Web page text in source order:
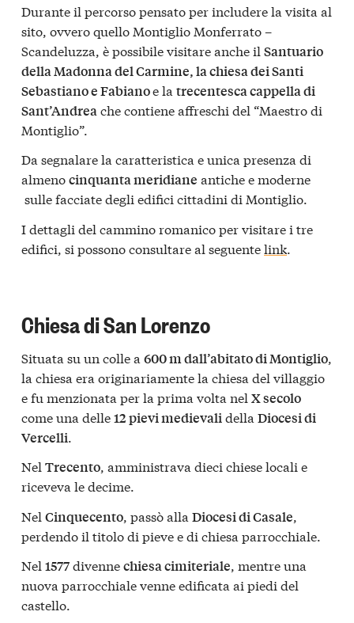
Durante il percorso pensato per includere la visita al
sito, ovvero quello Montiglio Monferrato –
Scandeluzza, è possibile visitare anche il Santuario
della Madonna del Carmine, la chiesa dei Santi
Sebastiano e Fabianoe la trecentesca cappella di
Sant’Andreache contiene affreschi del “Maestro di
Montiglio”.
Da segnalare la caratteristica e unica presenza di
almenocinquanta meridiane antiche e moderne
sulle facciate degli edifici cittadini di Montiglio.
I dettagli del cammino romanico per visitare i tre
edifici, si possono consultare al seguentelink.
Chiesa di San Lorenzo
Situata su un colle a 600 m dall’abitato di Montiglio
la chiesa era originariamente la chiesa del villaggio
e fu menzionata per la prima volta nel X secolo
come una delle12 pievi medievali della Diocesi di
Vercelli
Nel Trecento, amministrava dieci chiese locali e
riceveva le decime.
Nel Cinquecento, passò alla Diocesi di Casale,
perdendo il titolo di pieve e di chiesa parrocchiale.
Nel 1577divennechiesa cimiteriale, mentre una
nuova parrocchiale venne edificata ai piedi del
castello.